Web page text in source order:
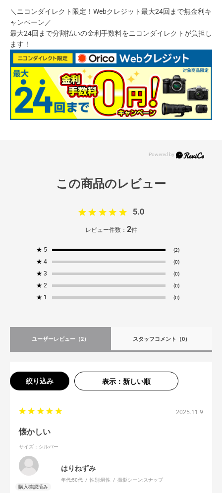
＼ニコンダイレクト限定！Webクレジット最大24回まで無金利キ
ャンペーン／
最大24回まで分割払いの金利手数料をニコンダイレクトが負担し
ます！
5.0
レビュー件数： 2件
★ 5 (2)
★ 4 (0)
★ 3 (0)
★ 2 (0)
★ 1 (0)
ユーザーレビュー （2） スタッフコメント （0）
絞り込み 表示：新しい順
2025.11.9
懐かしい
サイズ：シルバー
はりねずみ
年代:50代 性別:男性 撮影シーン:スナップ